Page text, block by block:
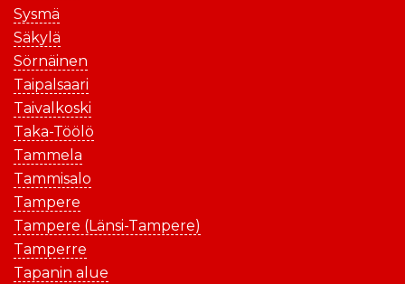
Sysmä
Säkylä
Sörnäinen
Taipalsaari
Taivalkoski
Taka-Töölö
Tammela
Tammisalo
Tampere
Tampere (Länsi-Tampere)
Tamperre
Tapanin alue